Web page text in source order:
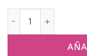
Recarga para las